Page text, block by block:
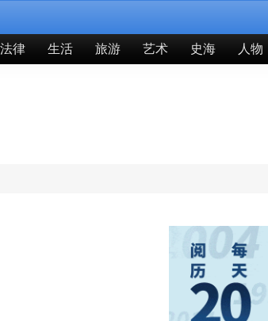
法律 生活 旅游 艺术 史海 人物